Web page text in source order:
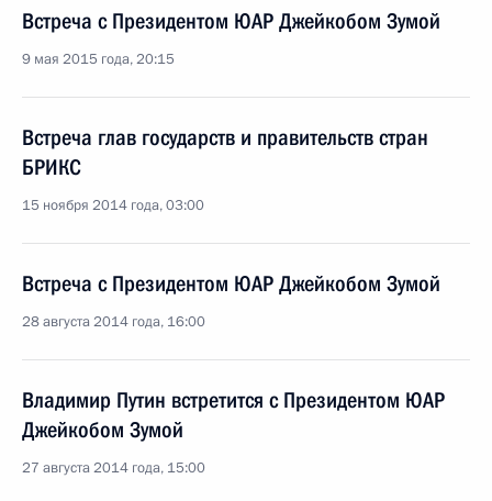
Встреча с Президентом ЮАР Джейкобом Зумой
9 мая 2015 года, 20:15
Встреча глав государств и правительств стран
БРИКС
15 ноября 2014 года, 03:00
Встреча с Президентом ЮАР Джейкобом Зумой
28 августа 2014 года, 16:00
Владимир Путин встретится с Президентом ЮАР
Джейкобом Зумой
27 августа 2014 года, 15:00